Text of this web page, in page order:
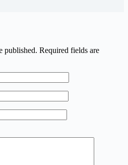
published. Required fields are